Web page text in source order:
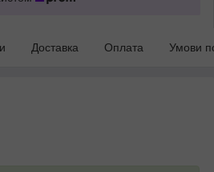
Доставка Оплата Умови